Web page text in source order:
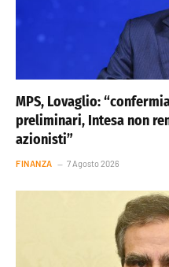
MPS, Lovaglio:
preliminari, Intesa non
azionisti”
FINANZA 7 Agosto 2026